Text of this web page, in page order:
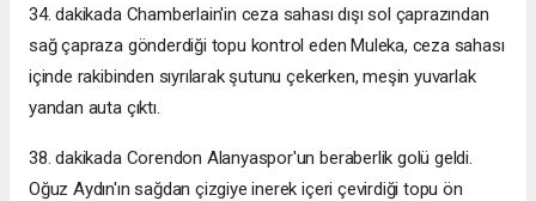
34. dakikada Chamberlain'in ceza sahası dışı sol çaprazından
sağ çapraza gönderdiği topu kontrol eden Muleka, ceza sahası
içinde rakibinden sıyrılarak şutunu çekerken, meşin yuvarlak
yandan auta çıktı.
38. dakikada Corendon Alanyaspor'un beraberlik golü geldi.
Oğuz Aydın'ın sağdan çizgiye inerek içeri çevirdiği topu ön